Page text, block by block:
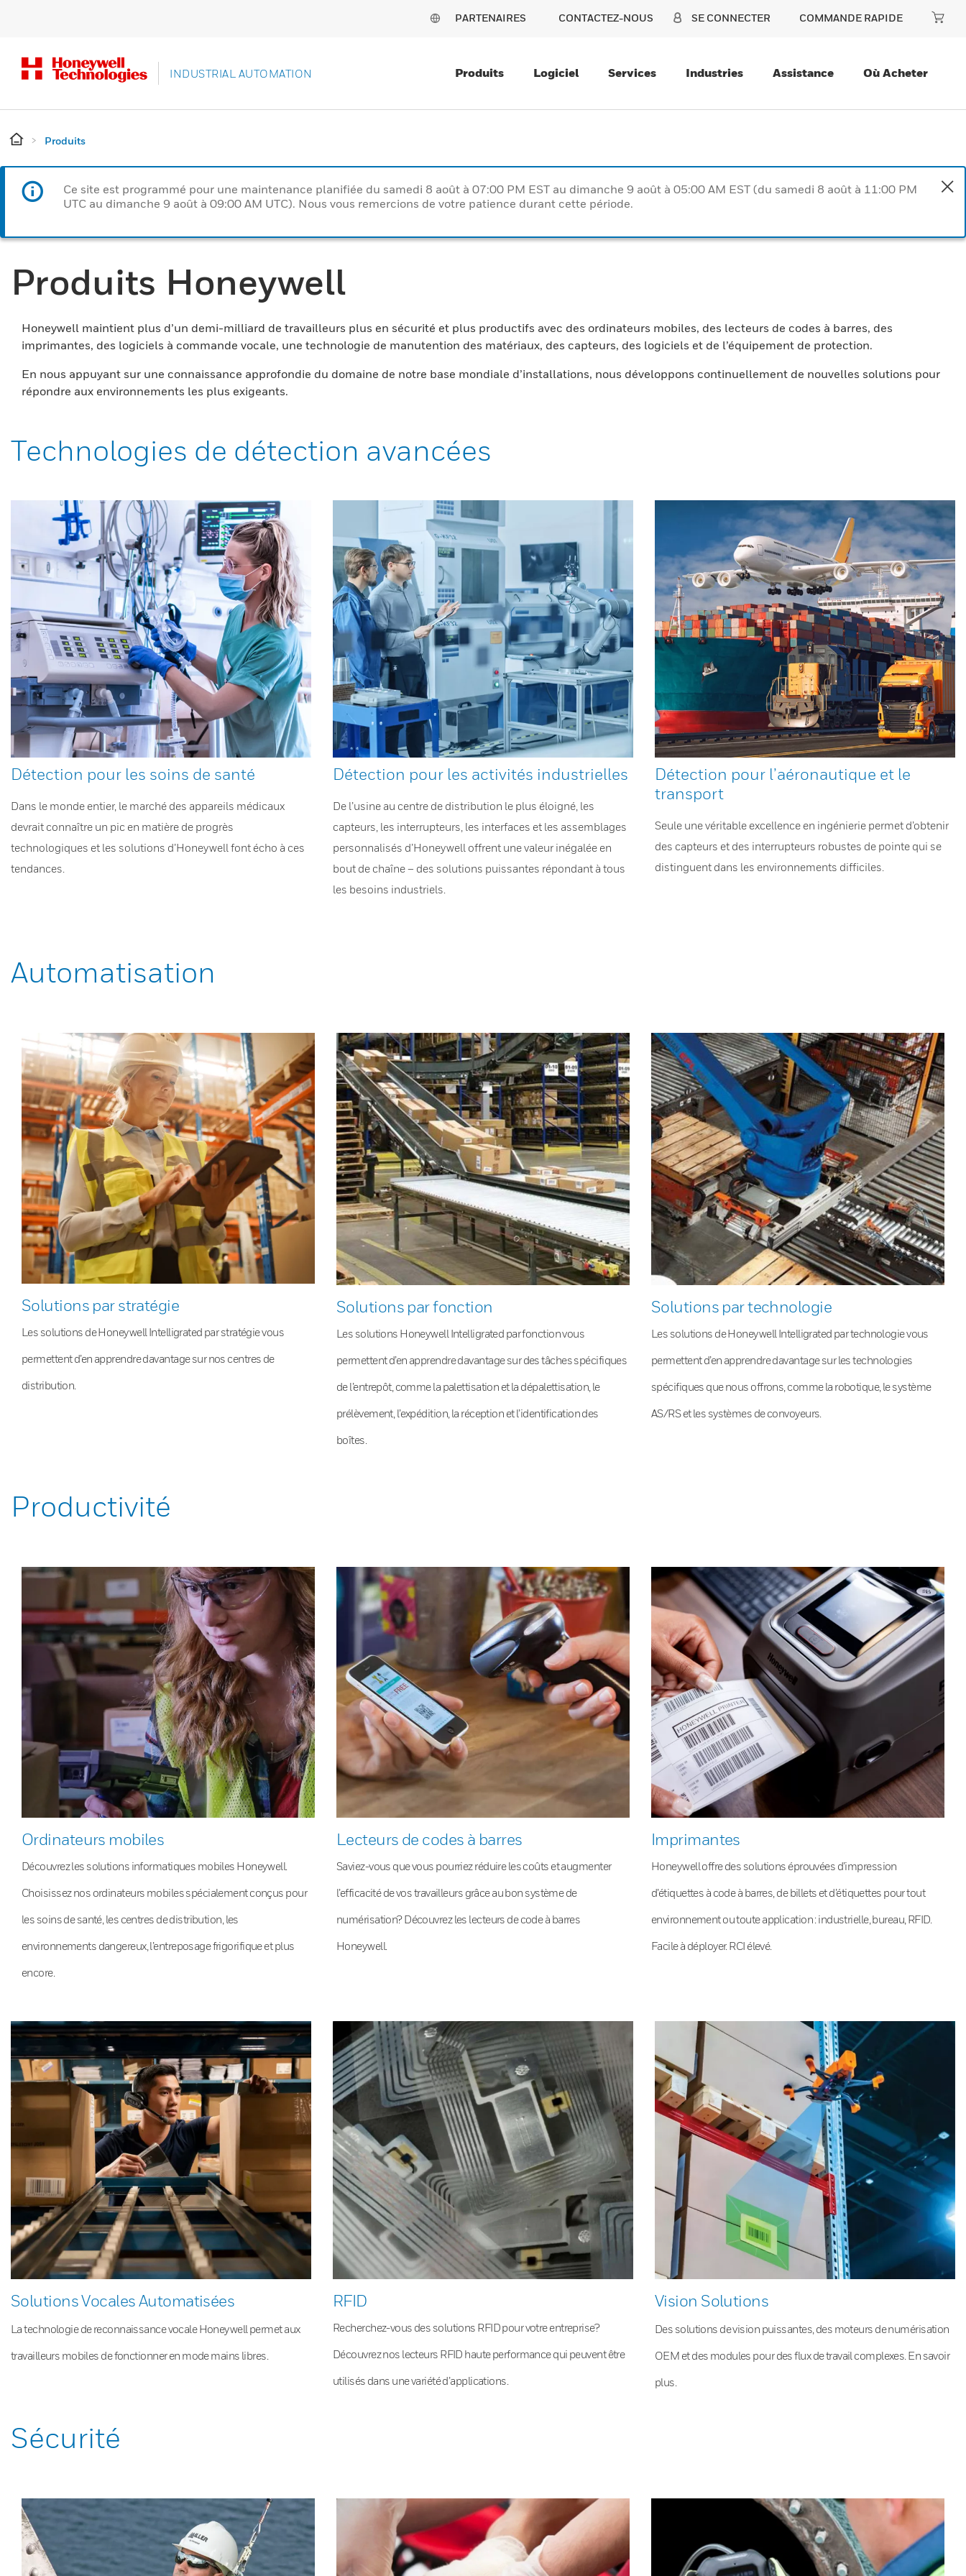
PARTENAIRES CONTACTEZ-NOUS SE CONNECTER COMMANDE RAPIDE
INDUSTRIAL AUTOMATION Produits Logiciel Services Industries Assistance Où Acheter
Produits
Ce site est programmé pour une maintenance planifiée du samedi 8 août à 07:00 PM EST au dimanche 9 août à 05:00 AM EST (du samedi 8 août à 11:00 PM
UTC au dimanche 9 août à 09:00 AM UTC). Nous vous remercions de votre patience durant cette période.
Produits Honeywell
Honeywell maintient plus d’un demi-milliard de travailleurs plus en sécurité et plus productifs avec des ordinateurs mobiles, des lecteurs de codes à barres, des
imprimantes, des logiciels à commande vocale, une technologie de manutention des matériaux, des capteurs, des logiciels et de l’équipement de protection.
En nous appuyant sur une connaissance approfondie du domaine de notre base mondiale d’installations, nous développons continuellement de nouvelles solutions pour
répondre aux environnements les plus exigeants.
Technologies de détection avancées
Détection pour les soins de santé
Dans le monde entier, le marché des appareils médicaux
devrait connaître un pic en matière de progrès
technologiques et les solutions d’Honeywell font écho à ces
tendances.
Détection pour les activités industrielles
De l’usine au centre de distribution le plus éloigné, les
capteurs, les interrupteurs, les interfaces et les assemblages
personnalisés d’Honeywell offrent une valeur inégalée en
bout de chaîne – des solutions puissantes répondant à tous
les besoins industriels.
Détection pour l’aéronautique et le
transport
Seule une véritable excellence en ingénierie permet d’obtenir
des capteurs et des interrupteurs robustes de pointe qui se
distinguent dans les environnements difficiles.
Automatisation
Solutions par stratégie
Les solutions de Honeywell Intelligrated par stratégie vous
permettent d’en apprendre davantage sur nos centres de
distribution.
Solutions par fonction
Les solutions Honeywell Intelligrated par fonction vous
permettent d’en apprendre davantage sur des tâches spécifiques
de l’entrepôt, comme la palettisation et la dépalettisation, le
prélèvement, l’expédition, la réception et l’identification des
boîtes.
Solutions par technologie
Les solutions de Honeywell Intelligrated par technologie vous
permettent d’en apprendre davantage sur les technologies
spécifiques que nous offrons, comme la robotique, le système
AS/RS et les systèmes de convoyeurs.
Productivité
Ordinateurs mobiles
Découvrez les solutions informatiques mobiles Honeywell.
Choisissez nos ordinateurs mobiles spécialement conçus pour
les soins de santé, les centres de distribution, les
environnements dangereux, l’entreposage frigorifique et plus
encore.
Lecteurs de codes à barres
Saviez-vous que vous pourriez réduire les coûts et augmenter
l’efficacité de vos travailleurs grâce au bon système de
numérisation? Découvrez les lecteurs de code à barres
Honeywell.
Imprimantes
Honeywell offre des solutions éprouvées d’impression
d’étiquettes à code à barres, de billets et d’étiquettes pour tout
environnement ou toute application : industrielle, bureau, RFID.
Facile à déployer. RCI élevé.
Solutions Vocales Automatisées
La technologie de reconnaissance vocale Honeywell permet aux
travailleurs mobiles de fonctionner en mode mains libres.
RFID
Recherchez-vous des solutions RFID pour votre entreprise?
Découvrez nos lecteurs RFID haute performance qui peuvent être
utilisés dans une variété d’applications.
Vision Solutions
Des solutions de vision puissantes, des moteurs de numérisation
OEM et des modules pour des flux de travail complexes. En savoir
plus.
Sécurité